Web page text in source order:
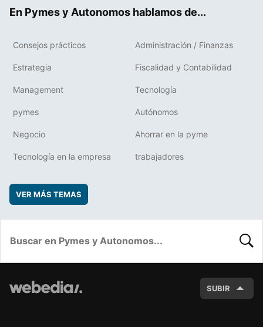
En Pymes y Autonomos hablamos de...
Consejos prácticos Administración / Finanzas
Estrategia Fiscalidad y Contabilidad
Management Tecnología
pymes Autónomos
Negocio Ahorrar en la pyme
Tecnología en la empresa trabajadores
VER MÁS TEMAS
SUBIR